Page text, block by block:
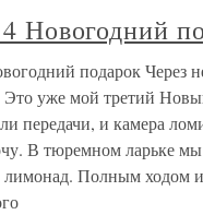
Новогодний
подарок Через
уже мой третий
передачи, и камера
В тюремном ларьке
лимонад. Полным ходом